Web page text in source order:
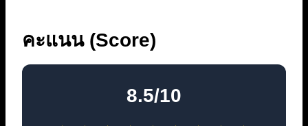
คะแนน (Score)
8.5/10